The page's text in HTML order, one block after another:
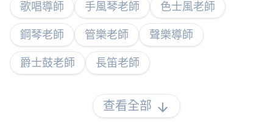
歌唱導師 手風琴老師 色士風老師
鋼琴老師 管樂老師 聲樂導師
爵士鼓老師 長笛老師
查看全部